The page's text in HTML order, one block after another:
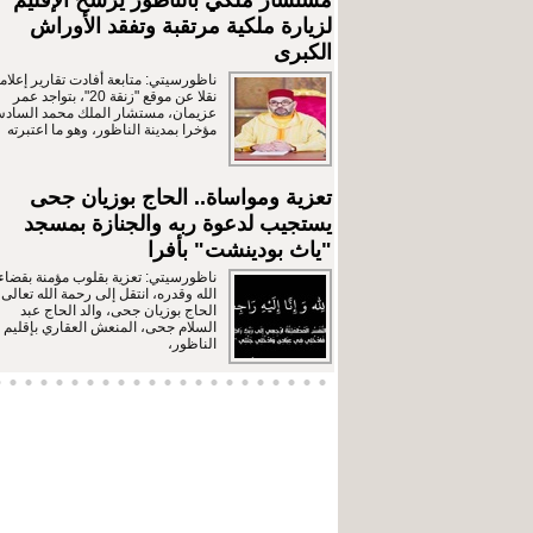
لزيارة ملكية مرتقبة وتفقد الأوراش
الكبرى
ناظورسيتي: متابعة أفادت تقارير
نقلا عن موقع "زنقة 20"، بتواجد عمر
عزيمان، مستشار الملك محمد
مؤخرا بمدينة الناظور، وهو ما اعتبرته
تعزية ومواساة.. الحاج بوزيان جحى
يستجيب لدعوة ربه والجنازة بمسجد
"ياث بودينشت" بأفرا
ناظورسيتي: تعزية بقلوب مؤمنة
الله وقدره، انتقل إلى رحمة الله تعالى
الحاج بوزيان جحى، والد الحاج عبد
السلام جحى، المنعش العقاري بإقليم
الناظور،